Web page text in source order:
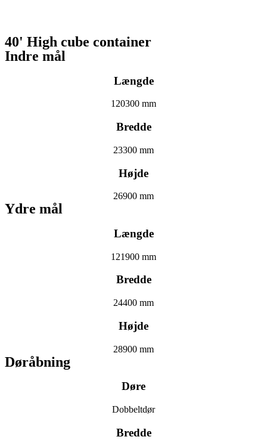
40' High cube container
Indre mål
Længde
120300 mm
Bredde
23300 mm
Højde
26900 mm
Ydre mål
Længde
121900 mm
Bredde
24400 mm
Højde
28900 mm
Døråbning
Døre
Dobbeltdør
Bredde